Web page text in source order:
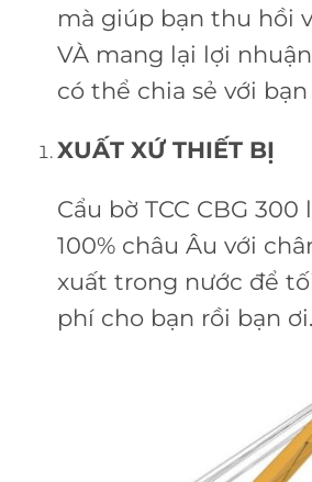
mà giúp bạn thu hồi
VÀ mang lại lợi
có thể chia sẻ với bạn
XUẤT XỨ THIẾT BỊ
Cẩu bờ TCC CBG 300
100% châu Âu với
xuất trong nước để
phí cho bạn rồi bạn ơi.